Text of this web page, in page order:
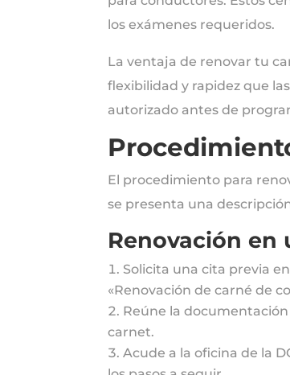
los exámenes requeridos.
La ventaja de renovar tu
flexibilidad y rapidez que
autorizado antes de
El procedimiento para
se presenta una
Renovación en
Solicita una cita previa
«Renovación de carné de
Reúne la
carnet.
Acude a la oficina de la